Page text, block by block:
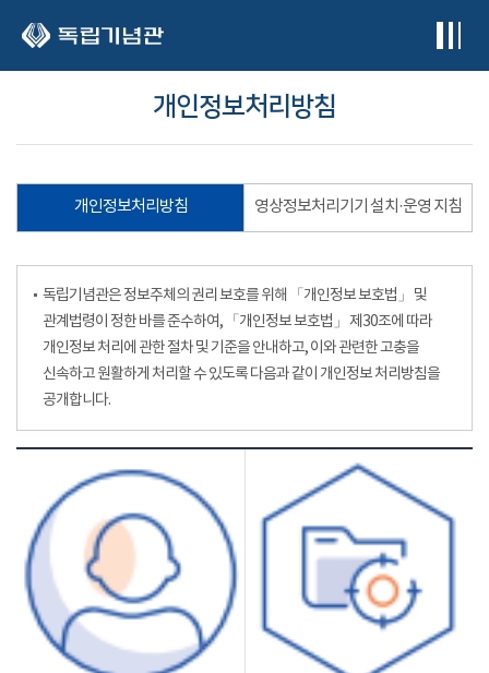
개인정보처리방침
개인정보처리방침 영상정보처리기기 설치·운영 지침
독립기념관은 정보주체의 권리 보호를 위해 「개인정보 보호법」 및
관계법령이 정한 바를 준수하여, 「개인정보 보호법」 제30조에 따라
개인정보 처리에 관한 절차 및 기준을 안내하고, 이와 관련한 고충을
신속하고 원활하게 처리할 수 있도록 다음과 같이 개인정보 처리방침을
공개합니다.